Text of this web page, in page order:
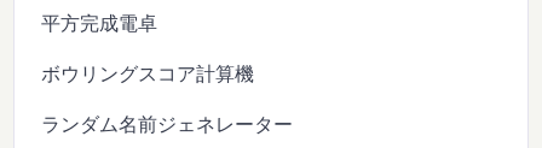
平方完成電卓
ボウリングスコア計算機
ランダム名前ジェネレーター